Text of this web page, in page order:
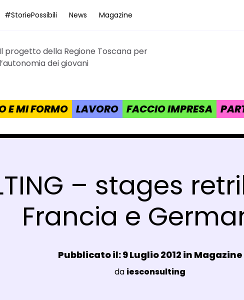
#StoriePossibili News Magazine
Toscana
Il progetto della Regione Toscana per
l’autonomia dei giovani
E MI FORMO LAVORO FACCIO IMPRESA
– stages
Francia e
Data e ora:
Pubblicato il: 9 Luglio 2012 in Magazine
Luogo:
da iesconsulting